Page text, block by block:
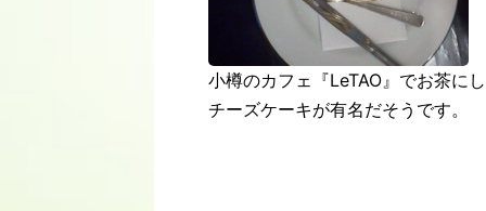
小樽のカフェ『LeTAO』でお茶にし
チーズケーキが有名だそうです。